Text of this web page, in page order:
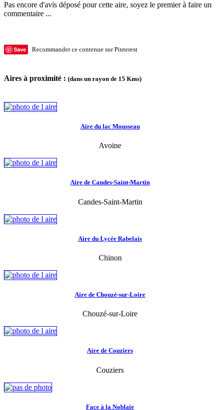
Pas encore d'avis déposé pour cette aire, soyez le premier à faire un
commentaire ...
Save Recommander ce contenue sur Pinterest
Aires à proximité : (dans un rayon de 15 Kms)
Aire du lac Mousseau
Avoine
Aire de Candes-Saint-Martin
Candes-Saint-Martin
Aire du Lycée Rabelais
Chinon
Aire de Chouzé-sur-Loire
Chouzé-sur-Loire
Aire de Couziers
Couziers
Face à la Noblaie